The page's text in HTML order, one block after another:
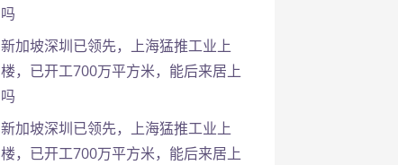
吗
新加坡深圳已领先，上海猛推工业上
楼，已开工700万平方米，能后来居上
吗
新加坡深圳已领先，上海猛推工业上
楼，已开工700万平方米，能后来居上